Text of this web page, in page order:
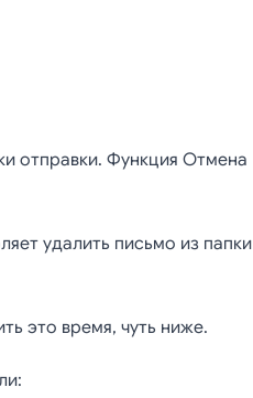
отправки. Функция Отмена
удалить письмо из папки
это время, чуть ниже.